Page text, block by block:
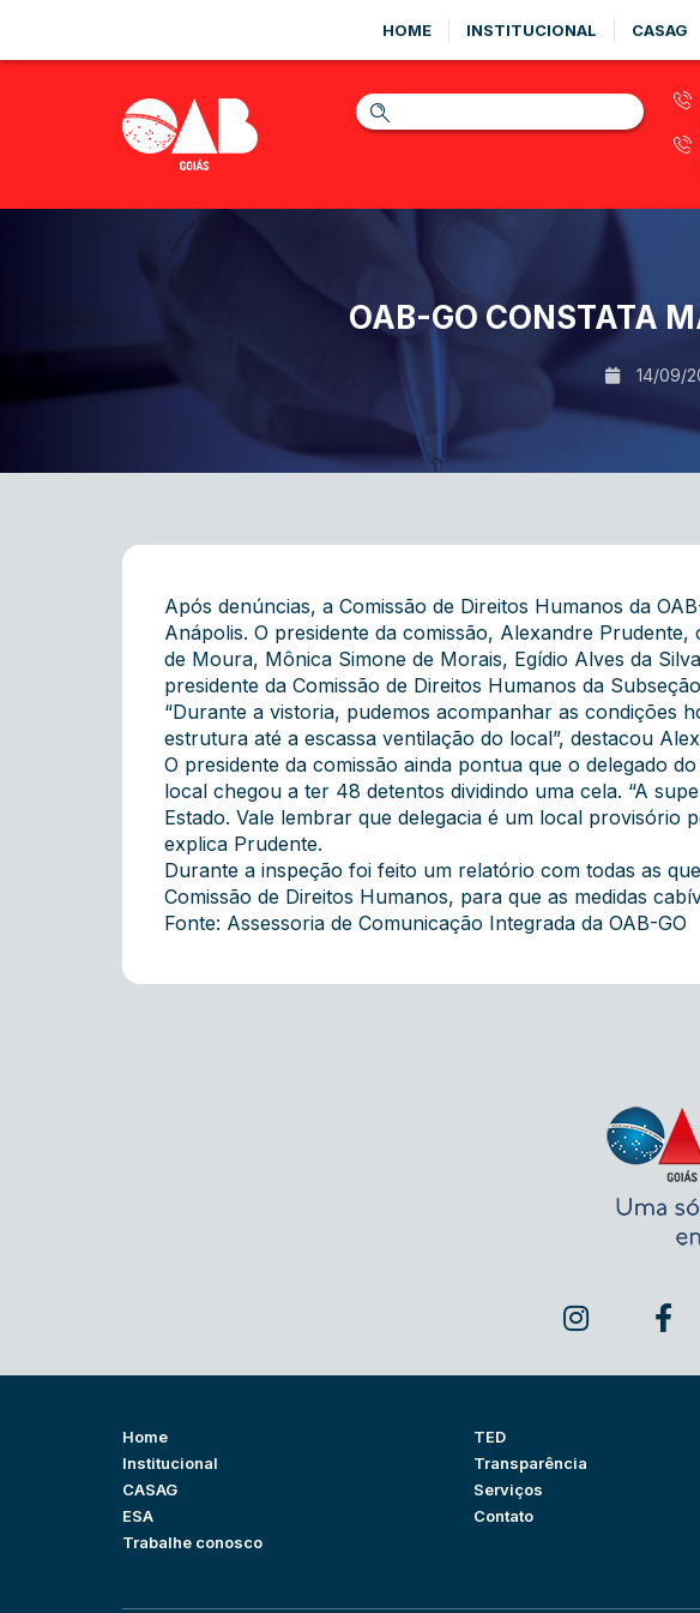
HOME INSTITUCIONAL CASAG
OAB-GO CONSTATA
14/09/
Após denúncias, a Comissão de Direitos Humanos da
Anápolis. O presidente da comissão, Alexandre
de Moura, Mônica Simone de Morais, Egídio Alves da
presidente da Comissão de Direitos Humanos da
“Durante a vistoria, pudemos acompanhar as condições
estrutura até a escassa ventilação do local”, destacou
O presidente da comissão ainda pontua que o delegado
local chegou a ter 48 detentos dividindo uma cela. “A
Estado. Vale lembrar que delegacia é um local provisório
explica Prudente.
Durante a inspeção foi feito um relatório com todas as
Comissão de Direitos Humanos, para que as medidas
Fonte: Assessoria de Comunicação Integrada da OAB-GO
Home
Institucional
CASAG
ESA
Trabalhe conosco
TED
Transparência
Serviços
Contato